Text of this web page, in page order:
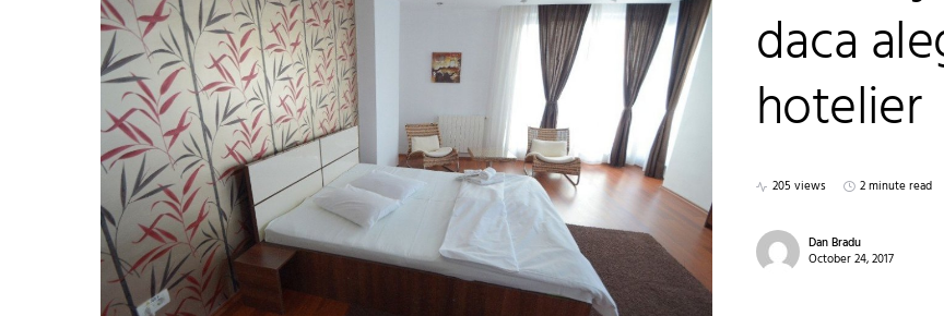
daca
hotelier
205 views 2 minute read
Dan Bradu
October 24, 2017